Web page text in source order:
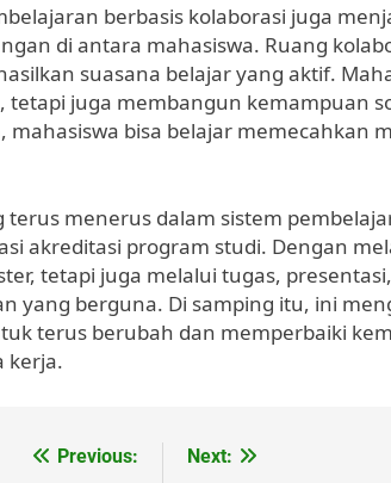
berbasis kolaborasi juga
di antara mahasiswa. Ruang
suasana belajar yang aktif.
juga membangun kemampuan
bisa belajar memecahkan
terus menerus dalam sistem
akreditasi program studi. Dengan
tetapi juga melalui tugas,
yang berguna. Di samping itu, ini
terus berubah dan memperbaiki
kerja.
Previous:
Next: